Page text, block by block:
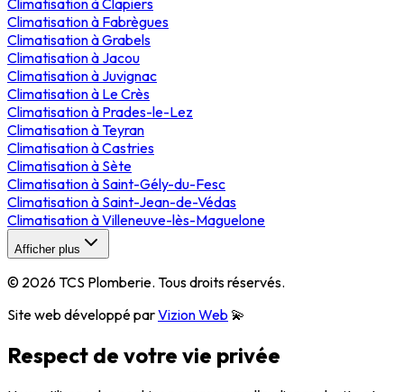
ClimatisationàClapiers
Climatisationà Fabrègues
ClimatisationàGrabels
Climatisationà Jacou
Climatisationà Juvignac
Climatisationà Le Crès
Climatisationà Prades-le-Lez
ClimatisationàTeyran
ClimatisationàCastries
Climatisationà Sète
Climatisationà Saint-Gély-du-Fesc
Climatisationà Saint-Jean-de-Védas
ClimatisationàVilleneuve-lès-Maguelone
Afficher plus
© 2026TCS Plomberie. Tous droits réservés.
Site web développé parVizion Web 💫
Respect de votre vie privée